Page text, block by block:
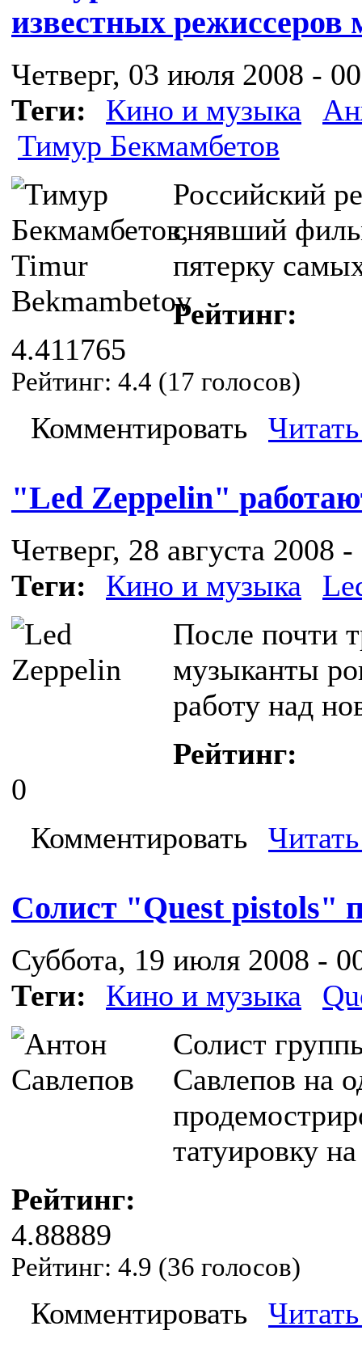
известных режиссеров
Четверг, 03 июля 2008 -
Теги:
Кино и музыка
Тимур Бекмамбетов
Российский
снявший
пятерку
Рейтинг:
4.411765
Рейтинг: 4.4 (17 голосов)
Комментировать
"Led Zeppelin"
Четверг, 28 августа 2008
Теги:
Кино и музыка
После почти
музыканты
работу над
Рейтинг:
0
Комментировать
Солист "Quest pistols"
Суббота, 19 июля 2008 -
Теги:
Кино и музыка
Солист
Савлепов на
татуировку
Рейтинг:
4.88889
Рейтинг: 4.9 (36 голосов)
Комментировать